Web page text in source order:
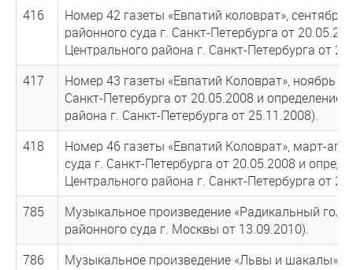
416
Номер 42 газеты «Евпатий коловрат»,
районного суда г. Санкт-Петербурга от
Центрального района г. Санкт-Петербурга от
417
Номер 43 газеты «Евпатий Коловрат», ноябрь
Санкт-Петербурга от 20.05.2008 и
района г. Санкт-Петербурга от 25.11.2008).
418
Номер 46 газеты «Евпатий Коловрат», март-
суда г. Санкт-Петербурга от 20.05.2008 и
Центрального района г. Санкт-Петербурга от
785
Музыкальное произведение «Радикальный
районного суда г. Москвы от 13.09.2010).
786
Музыкальное произведение «Львы и шакалы»